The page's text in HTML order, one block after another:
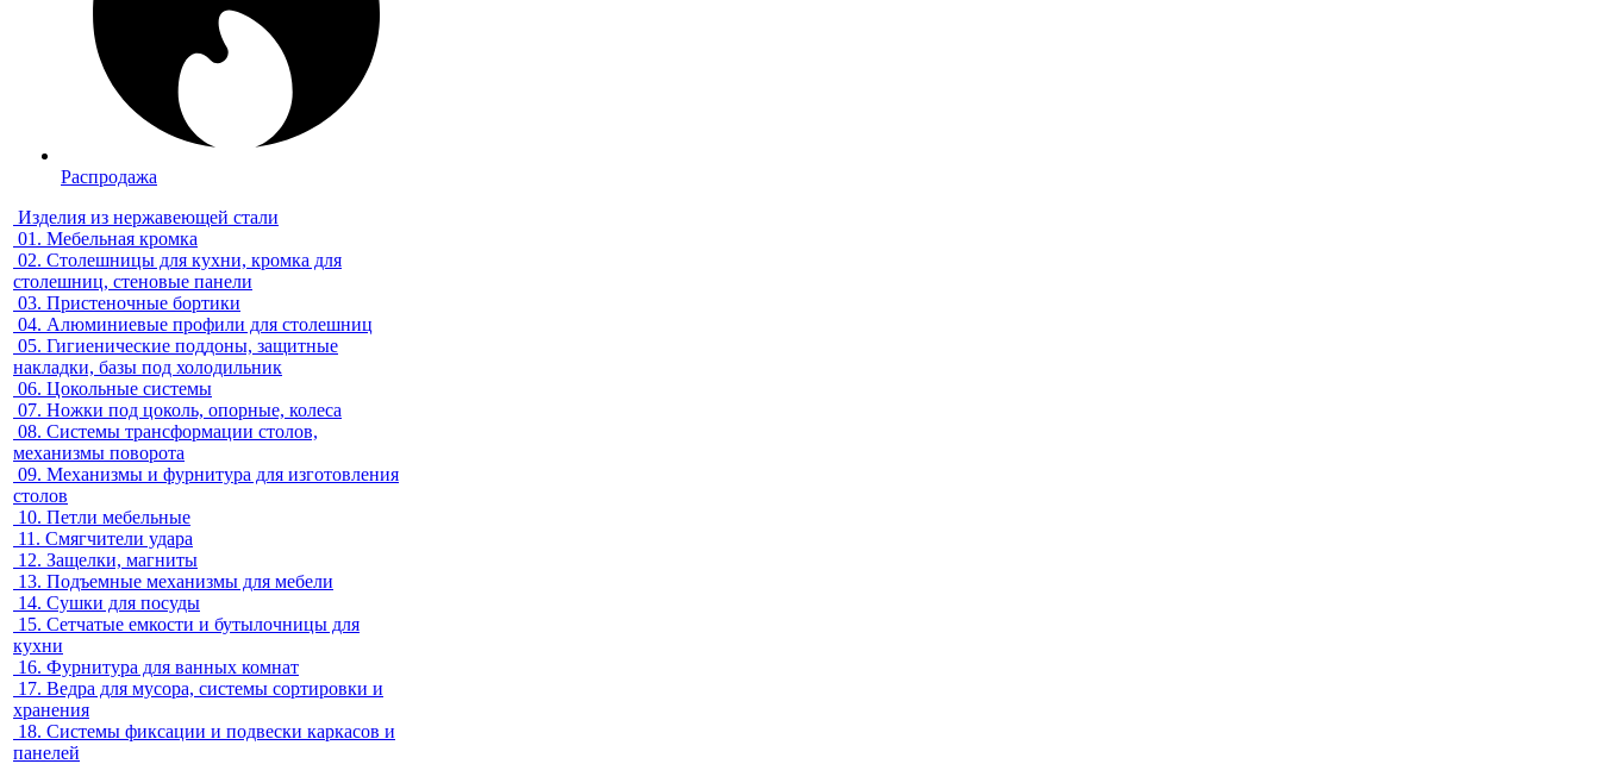
Распродажа
Изделия из нержавеющей стали
01. Мебельная кромка
02. Столешницы для кухни, кромка для
столешниц, стеновые панели
03. Пристеночные бортики
04. Алюминиевые профили для столешниц
05. Гигиенические поддоны, защитные
накладки, базы под холодильник
06. Цокольные системы
07. Ножки под цоколь, опорные, колеса
08. Системы трансформации столов,
механизмы поворота
09. Механизмы и фурнитура для изготовления
столов
10. Петли мебельные
11. Смягчители удара
12. Защелки, магниты
13. Подъемные механизмы для мебели
14. Сушки для посуды
15. Сетчатые емкости и бутылочницы для
кухни
16. Фурнитура для ванных комнат
17. Ведра для мусора, системы сортировки и
хранения
18. Системы фиксации и подвески каркасов и
панелей